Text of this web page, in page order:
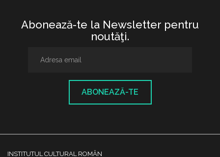
Abonează-te la Newsletter pentru
noutăţi.
ABONEAZĂ-TE
INSTITUTUL CULTURAL ROMÂN